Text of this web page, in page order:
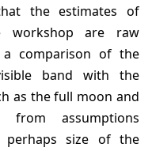
the estimates of
workshop are raw
comparison of the
band with the
as the full moon and
from assumptions
perhaps size of the